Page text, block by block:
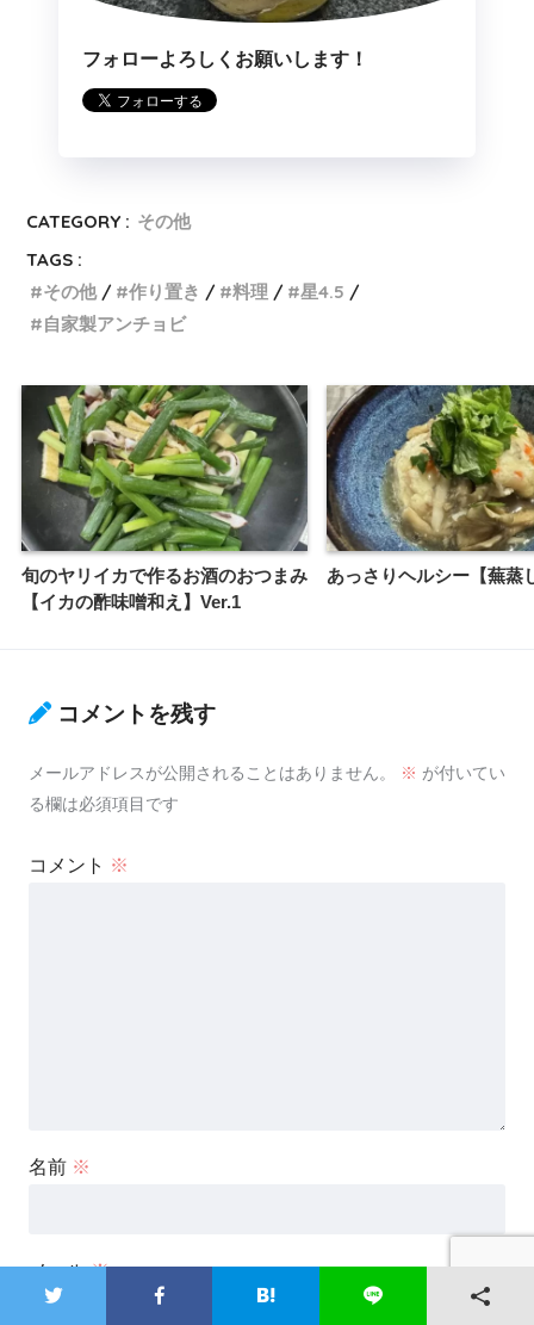
フォローよろしくお願いします！
CATEGORY : その他
TAGS :
その他
作り置き 料理
星4.5
自家製アンチョビ
旬のヤリイカで作るお酒のおつまみ
【イカの酢味噌和え】Ver.1
あっさりヘルシー【蕪蒸
コメントを残す
メールアドレスが公開されることはありません。 ※ が付いてい
る欄は必須項目です
コメント ※
名前 ※
メール※